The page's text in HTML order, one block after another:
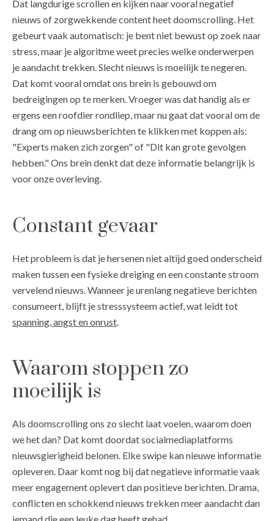
Dat langdurige scrollen en kijken naar vooral negatief
nieuws of zorgwekkende content heet doomscrolling. Het
gebeurt vaak automatisch: je bent niet bewust op zoek naar
stress, maar je algoritme weet precies welke onderwerpen
je aandacht trekken. Slecht nieuws is moeilijk te negeren.
Dat komt vooral omdat ons brein is gebouwd om
bedreigingen op te merken. Vroeger was dat handig als er
ergens een roofdier rondliep, maar nu gaat dat vooral om de
drang om op nieuwsberichten te klikken met koppen als:
"Experts maken zich zorgen" of "Dit kan grote gevolgen
hebben." Ons brein denkt dat deze informatie belangrijk is
voor onze overleving.
Constant gevaar
Het probleem is dat je hersenen niet altijd goed onderscheid
maken tussen een fysieke dreiging en een constante stroom
vervelend nieuws. Wanneer je urenlang negatieve berichten
consumeert, blijft je stresssysteem actief, wat leidt tot
spanning, angst en onrust
Waarom stoppen zo
moeilijk is
Als doomscrolling ons zo slecht laat voelen, waarom doen
we het dan? Dat komt doordat socialmediaplatforms
nieuwsgierigheid belonen. Elke swipe kan nieuwe informatie
opleveren. Daar komt nog bij dat negatieve informatie vaak
meer engagement oplevert dan positieve berichten. Drama,
conflicten en schokkend nieuws trekken meer aandacht dan
iemand die een leuke dag heeft gehad.